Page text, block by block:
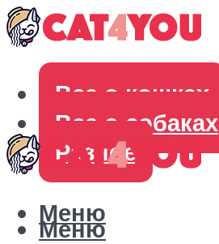
Все о кошках
Все о собаках
Разное
Меню
Меню